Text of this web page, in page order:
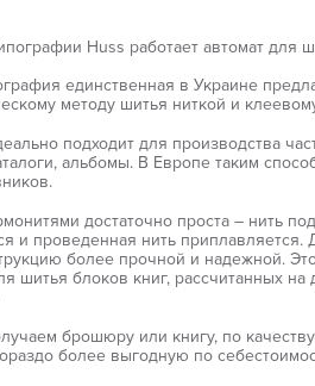
Huss работает автомат для
единственная в Украине
методу шитья ниткой и
подходит для производства
альбомы. В Европе таким
достаточно проста – нить
и проведенная нить приплавляется.
более прочной и надежной.
шитья блоков книг, рассчитанных
брошюру или книгу, по
более выгодную по